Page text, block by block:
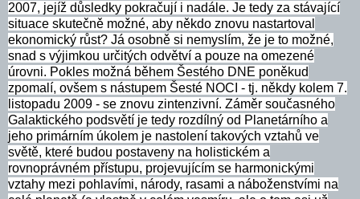
2007, jejíž důsledky pokračují i nadále. Je tedy za stávající
situace skutečně možné, aby někdo znovu nastartoval
ekonomický růst? Já osobně si nemyslím, že je to možné,
snad s výjimkou určitých odvětví a pouze na omezené
úrovni. Pokles možná během Šestého DNE poněkud
zpomalí, ovšem s nástupem Šesté NOCI - tj. někdy kolem 7.
listopadu 2009 - se znovu zintenzivní. Záměr současného
Galaktického podsvětí je tedy rozdílný od Planetárního a
jeho primárním úkolem je nastolení takových vztahů ve
světě, které budou postaveny na holistickém a
rovnoprávném přístupu, projevujícím se harmonickými
vztahy mezi pohlavími, národy, rasami a náboženstvími na